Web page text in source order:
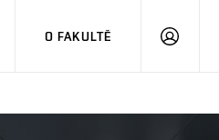
O FAKULTĚ